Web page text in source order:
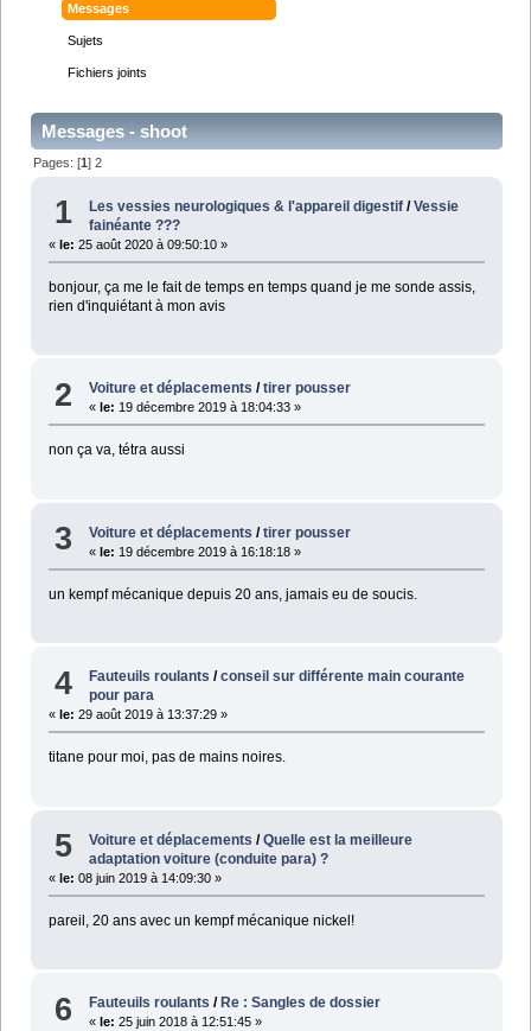
Messages
Sujets
Fichiers joints
Messages - shoot
Pages: [1]2
1 Les vessies neurologiques & l'appareil digestif /Vessie
fainéante ???
« le: 25 août 2020 à 09:50:10 »
bonjour, ça me le fait de temps en temps quand je me sonde assis,
rien d'inquiétant à mon avis
2 Voiture et déplacements /tirer pousser
« le: 19 décembre 2019 à 18:04:33 »
non ça va, tétra aussi
3 Voiture et déplacements /tirer pousser
«le: 19 décembre 2019 à 16:18:18 »
un kempf mécanique depuis 20 ans, jamais eu de soucis.
4 Fauteuils roulants /conseil sur différente main courante
pour para
« le: 29 août 2019 à 13:37:29 »
titane pour moi, pas de mains noires.
5 Voiture et déplacements /Quelle est la meilleure
adaptation voiture (conduite para) ?
« le: 08 juin 2019 à 14:09:30 »
pareil, 20 ans avec un kempf mécanique nickel!
6 Fauteuils roulants / Re : Sangles de dossier
« le: 25 juin 2018 à 12:51:45 »